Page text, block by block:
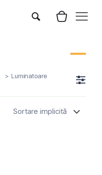
> Luminatoare